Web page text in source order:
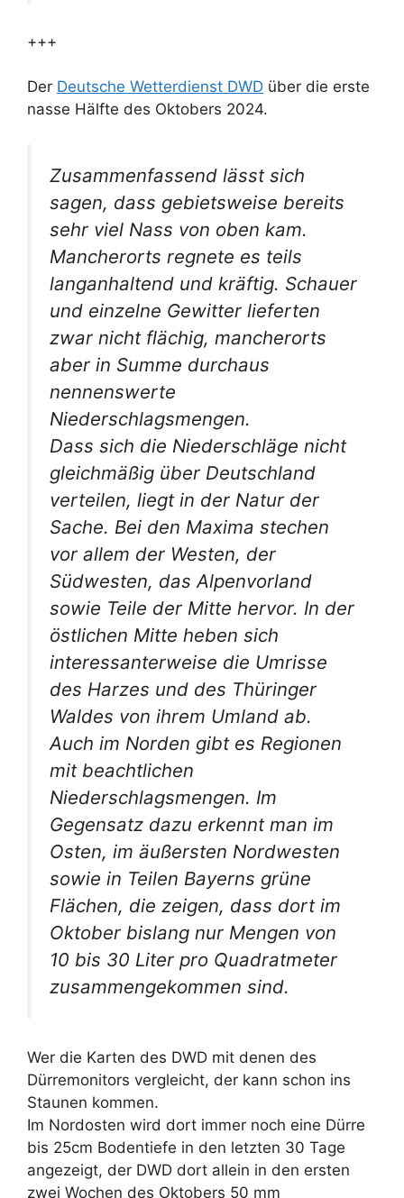
+++
Der Deutsche Wetterdienst DWD über die erste
nasse Hälfte des Oktobers 2024.
Zusammenfassend lässt sich
sagen, dass gebietsweise bereits
sehr viel Nass von oben kam.
Mancherorts regnete es teils
langanhaltend und kräftig. Schauer
und einzelne Gewitter lieferten
zwar nicht flächig, mancherorts
aber in Summe durchaus
nennenswerte
Niederschlagsmengen.
Dass sich die Niederschläge nicht
gleichmäßig über Deutschland
verteilen, liegt in der Natur der
Sache. Bei den Maxima stechen
vor allem der Westen, der
Südwesten, das Alpenvorland
sowie Teile der Mitte hervor. In der
östlichen Mitte heben sich
interessanterweise die Umrisse
des Harzes und des Thüringer
Waldes von ihrem Umland ab.
Auch im Norden gibt es Regionen
mit beachtlichen
Niederschlagsmengen. Im
Gegensatz dazu erkennt man im
Osten, im äußersten Nordwesten
sowie in Teilen Bayerns grüne
Flächen, die zeigen, dass dort im
Oktober bislang nur Mengen von
10 bis 30 Liter pro Quadratmeter
zusammengekommen sind.
Wer die Karten des DWD mit denen des
Dürremonitors vergleicht, der kann schon ins
Staunen kommen.
Im Nordosten wird dort immer noch eine Dürre
bis 25cm Bodentiefe in den letzten 30 Tage
angezeigt, der DWD dort allein in den ersten
zwei Wochen des Oktobers 50 mm